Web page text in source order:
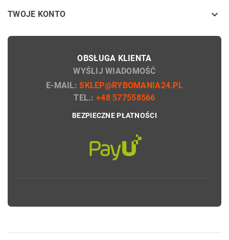
TWOJE KONTO 
OBSŁUGA KLIENTA
WYŚLIJ WIADOMOŚĆ
E-MAIL:SKLEP@RYBOMANIA24.PL
TEL.:+48 577558566
BEZPIECZNE PŁATNOŚCI